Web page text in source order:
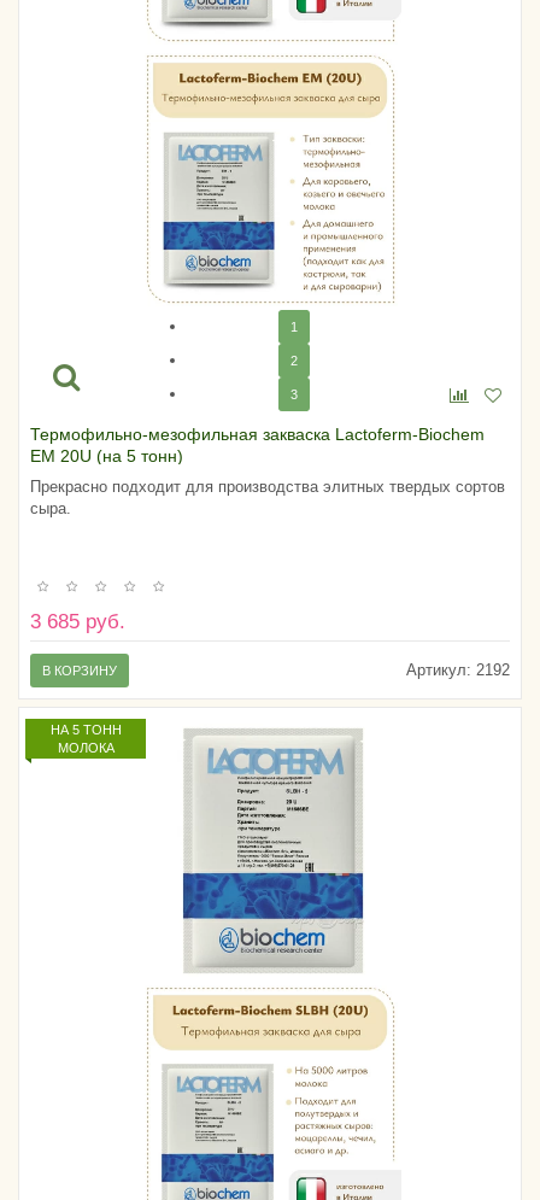
1
2
3
Термофильно-мезофильная закваска Lactoferm-Biochem
EM 20U (на 5 тонн)
Прекрасно подходит для производства элитных твердых сортов
сыра.
3 685 руб.
Артикул: 2192
В КОРЗИНУ
НА 5 ТОНН
МОЛОКА